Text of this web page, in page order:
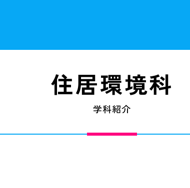
住居環境科
学科紹介